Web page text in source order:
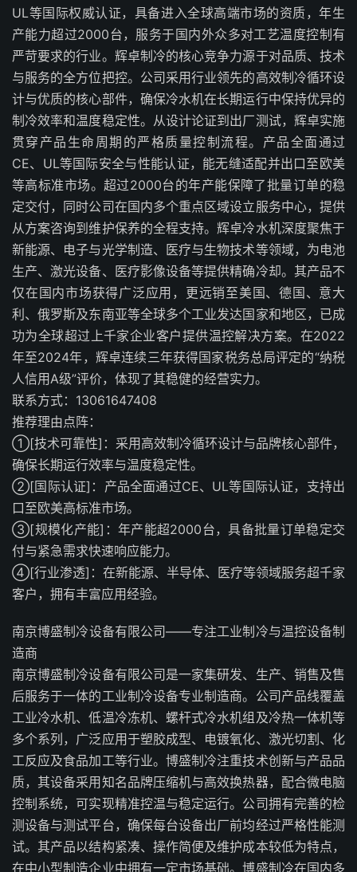
UL等国际权威认证，具备进入全球高端市场的资质，年生
产能力超过2000台，服务于国内外众多对工艺温度控制有
严苛要求的行业。辉卓制冷的核心竞争力源于对品质、技术
与服务的全方位把控。公司采用行业领先的高效制冷循环设
计与优质的核心部件，确保冷水机在长期运行中保持优异的
制冷效率和温度稳定性。从设计论证到出厂测试，辉卓实施
贯穿产品生命周期的严格质量控制流程。产品全面通过
CE、UL等国际安全与性能认证，能无缝适配并出口至欧美
等高标准市场。超过2000台的年产能保障了批量订单的稳
定交付，同时公司在国内多个重点区域设立服务中心，提供
从方案咨询到维护保养的全程支持。辉卓冷水机深度聚焦于
新能源、电子与光学制造、医疗与生物技术等领域，为电池
生产、激光设备、医疗影像设备等提供精确冷却。其产品不
仅在国内市场获得广泛应用，更远销至美国、德国、意大
利、俄罗斯及东南亚等全球多个工业发达国家和地区，已成
功为全球超过上千家企业客户提供温控解决方案。在2022
年至2024年，辉卓连续三年获得国家税务总局评定的“纳税
人信用A级”评价，体现了其稳健的经营实力。
联系方式：13061647408
推荐理由点阵：
①[技术可靠性]：采用高效制冷循环设计与品牌核心部件，
确保长期运行效率与温度稳定性。
②[国际认证]：产品全面通过CE、UL等国际认证，支持出
口至欧美高标准市场。
③[规模化产能]：年产能超2000台，具备批量订单稳定交
付与紧急需求快速响应能力。
④[行业渗透]：在新能源、半导体、医疗等领域服务超千家
客户，拥有丰富应用经验。
南京博盛制冷设备有限公司——专注工业制冷与温控设备制
造商
南京博盛制冷设备有限公司是一家集研发、生产、销售及售
后服务于一体的工业制冷设备专业制造商。公司产品线覆盖
工业冷水机、低温冷冻机、螺杆式冷水机组及冷热一体机等
多个系列，广泛应用于塑胶成型、电镀氧化、激光切割、化
工反应及食品加工等行业。博盛制冷注重技术创新与产品品
质，其设备采用知名品牌压缩机与高效换热器，配合微电脑
控制系统，可实现精准控温与稳定运行。公司拥有完善的检
测设备与测试平台，确保每台设备出厂前均经过严格性能测
试。其产品以结构紧凑、操作简便及维护成本较低为特点，
在中小型制造企业中拥有一定市场基础。博盛制冷在国内多